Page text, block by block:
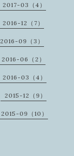
2017-03（4）
2016-12（7）
2016-09（3）
2016-06（2）
2016-03（4）
2015-12（9）
2015-09（10）